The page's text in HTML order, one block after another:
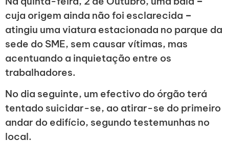
cuja origem ainda não foi esclarecida –
atingiu uma viatura estacionada no parque da
sede do SME, sem causar vítimas, mas
acentuando a inquietação entre os
trabalhadores.
No dia seguinte, um efectivo do órgão terá
tentado suicidar-se, ao atirar-se do primeiro
andar do edifício, segundo testemunhas no
local.